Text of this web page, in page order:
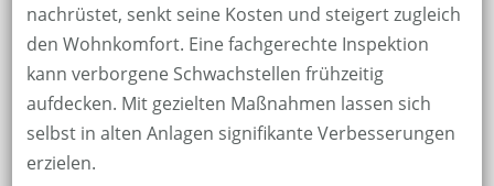
nachrüstet, senkt seine Kosten und steigert zugleich
den Wohnkomfort. Eine fachgerechte Inspektion
kann verborgene Schwachstellen frühzeitig
aufdecken. Mit gezielten Maßnahmen lassen sich
selbst in alten Anlagen signifikante Verbesserungen
erzielen.